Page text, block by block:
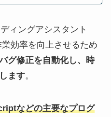
ィングアシスタント
業効率を向上させるため
グ修正を自動化し、時
ます。
などの主要なプログ